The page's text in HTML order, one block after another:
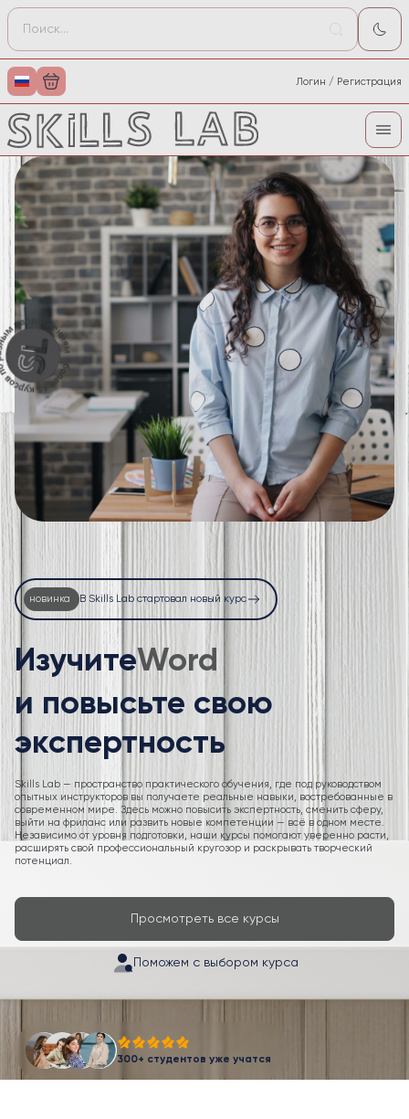
Логин / Регистрация
новинка В Skills Lab стартовал новый курс
ИзучитеExcel
и повысьте свою
экспертность
Skills Lab — пространство практического обучения, где под руководством
опытных инструкторов вы получаете реальные навыки, востребованные в
современном мире. Здесь можно повысить экспертность, сменить сферу,
выйти на фриланс или развить новые компетенции — всё в одном месте.
Независимо от уровня подготовки, наши курсы помогают уверенно расти,
расширять свой профессиональный кругозор и раскрывать творческий
потенциал.
Просмотреть все курсы
Поможем с выбором курса
300+ студентов уже учатся